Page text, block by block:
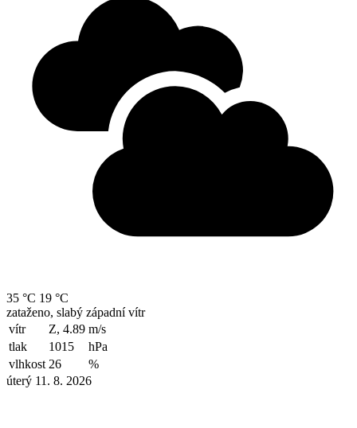
35 °C 19 °C
zataženo, slabý západní vítr
vítr
Z, 4.89 m/s
tlak
1015
hPa
vlhkost 26
%
úterý 11. 8. 2026